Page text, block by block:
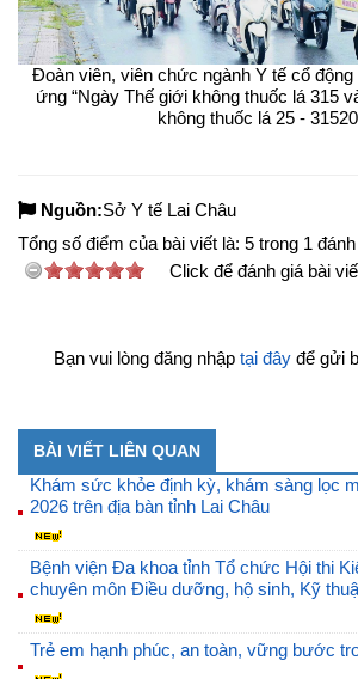
Đoàn viên, viên chức ngành Y tế cổ
ứng “Ngày Thế giới không thuốc lá 315
không thuốc lá 25 -
Nguồn:Sở Y tế Lai Châu
Tổng số điểm của bài viết là: 5 trong 1
Click để đánh giá bài
Bạn vui lòng đăng nhập tại đây để gửi
BÀI VIẾT LIÊN QUAN
Khám sức khỏe định kỳ, khám sàng lọc
2026 trên địa bàn tỉnh Lai Châu
Bệnh viện Đa khoa tỉnh Tổ chức Hội thi
chuyên môn Điều dưỡng, hộ sinh, Kỹ
Trẻ em hạnh phúc, an toàn, vững bước